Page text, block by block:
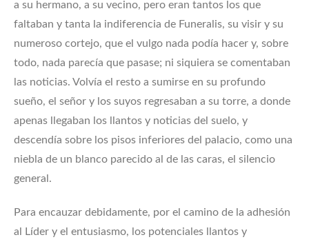
a su hermano, a su vecino, pero eran tantos los que
faltaban y tanta la indiferencia de Funeralis, su visir y su
numeroso cortejo, que el vulgo nada podía hacer y, sobre
todo, nada parecía que pasase; ni siquiera se comentaban
las noticias. Volvía el resto a sumirse en su profundo
sueño, el señor y los suyos regresaban a su torre, a donde
apenas llegaban los llantos y noticias del suelo, y
descendía sobre los pisos inferiores del palacio, como una
niebla de un blanco parecido al de las caras, el silencio
general.
Para encauzar debidamente, por el camino de la adhesión
al Líder y el entusiasmo, los potenciales llantos y